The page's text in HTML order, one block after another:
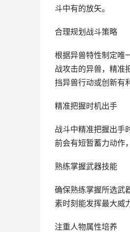
斗中有的放矢。
合理规划战斗策略
根据异兽特性制定唯
战攻击的异兽，精准
挡异兽行动或创新有
精准把握时机出手
战斗中精准把握出手
前会有短暂蓄力动作
熟练掌握武器技能
确保熟练掌握所选武
素时刻能发挥最大威
注重人物属性培养